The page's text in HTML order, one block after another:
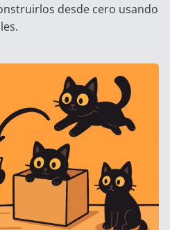
desde cero usando